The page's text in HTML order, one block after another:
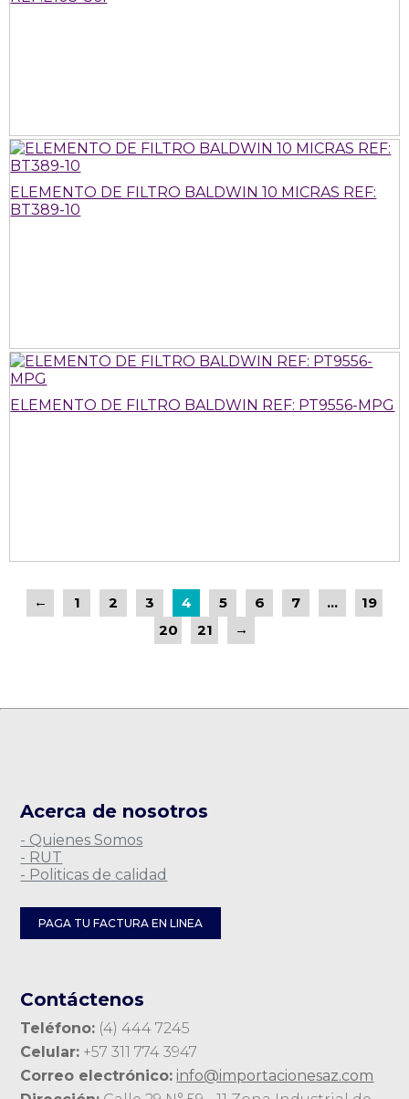
ELEMENTO DE FILTRO BALDWIN 10 MICRAS REF:
BT389-10
ELEMENTO DE FILTRO BALDWIN REF: PT9556-MPG
← 1 2 3 4 5 6 7 …
19
20
21 →
Acerca de nosotros
- Quienes Somos
- RUT
- Politicas de calidad
PAGA TU FACTURA EN LINEA
Contáctenos
Teléfono: (4) 444 7245
Celular: +57 311 774 3947
Correo electrónico: info@importacionesaz.com